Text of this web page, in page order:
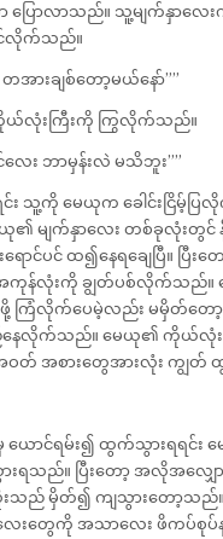
ပြောလာသည်။ သူ့မျက်နှာလ
င်လိုက်သည်။
တအားချစ်တော့မယ်နော်””
ကိုယ်လုံးကြီးကို ကြွလိုက်သည်။
ေး ဘာမှန်းလဲ မသိဘူး””
း သူ့ကို မေယုက ခေါင်းငြိမ့်ပ
၏ မျက်နှာလေး တစ်ခုလုံးတွင်
ာင်ပင် ထ၍နေရချေပြီ။ ပြီး
ကုန်လုံးကို ချွတ်ပစ်လိုက်သည်။
တ်ဖို့ ကြံလိုက်ပေမဲ့လည်း မမှိတ်တ
နေလိုက်သည်။ မေယု၏ ကိုယ်လုံး
တ် အစားတွေအားလုံး ကျွတ် ထွ
ယောင်ရမ်း၍ ထွက်သွားရရင်
ားရသည်။ ပြီးတော့ အလိုအလျှ
းသည် မှိတ်၍ ကျသွားတော့သည်
းတွေကို အသာလေး ဖိကပ်စုပ်